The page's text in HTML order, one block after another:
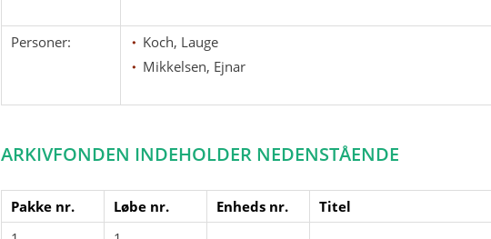
Personer:
Koch, Lauge
Mikkelsen, Ejnar
ARKIVFONDEN INDEHOLDER NEDENSTÅENDE
Pakke nr. Løbe nr. Enheds nr.
Titel